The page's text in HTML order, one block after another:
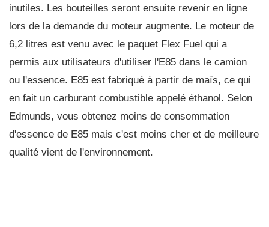
inutiles. Les bouteilles seront ensuite revenir en ligne
lors de la demande du moteur augmente. Le moteur de
6,2 litres est venu avec le paquet Flex Fuel qui a
permis aux utilisateurs d'utiliser l'E85 dans le camion
ou l'essence. E85 est fabriqué à partir de maïs, ce qui
en fait un carburant combustible appelé éthanol. Selon
Edmunds, vous obtenez moins de consommation
d'essence de E85 mais c'est moins cher et de meilleure
qualité vient de l'environnement.